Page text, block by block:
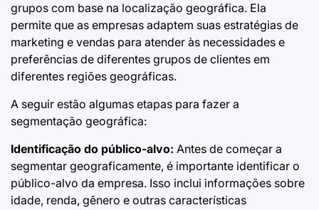
grupos com base na localização geográfica. Ela
permite que as empresas adaptem suas estratégias de
marketing e vendas para atender às necessidades e
preferências de diferentes grupos de clientes em
diferentes regiões geográficas.
A seguir estão algumas etapas para fazer a
segmentação geográfica:
Identificação do público-alvo: Antes de começar a
segmentar geograficamente, é importante identificar o
público-alvo da empresa. Isso inclui informações sobre
idade, renda, gênero e outras características